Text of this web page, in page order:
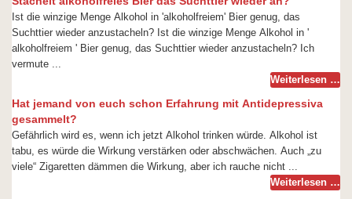
Ist die winzige Menge Alkohol in 'alkoholfreiem' Bier genug, das
Suchttier wieder anzustacheln? Ist die winzige Menge Alkohol in '
alkoholfreiem ' Bier genug, das Suchttier wieder anzustacheln? Ich
vermute ...
Weiterlesen …
Hat jemand von euch schon Erfahrung mit Antidepressiva
gesammelt?
Gefährlich wird es, wenn ich jetzt Alkohol trinken würde. Alkohol ist
tabu, es würde die Wirkung verstärken oder abschwächen. Auch „zu
viele“ Zigaretten dämmen die Wirkung, aber ich rauche nicht ...
Weiterlesen …